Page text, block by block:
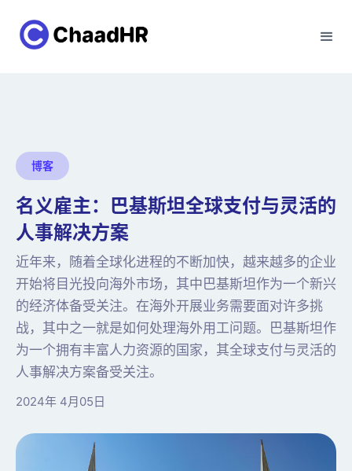
博客
名义雇主：巴基斯坦全球支付与灵活的
人事解决方案
近年来，随着全球化进程的不断加快，越来越多的企业
开始将目光投向海外市场，其中巴基斯坦作为一个新兴
的经济体备受关注。在海外开展业务需要面对许多挑
战，其中之一就是如何处理海外用工问题。巴基斯坦作
为一个拥有丰富人力资源的国家，其全球支付与灵活的
人事解决方案备受关注。
2024年 4月05日